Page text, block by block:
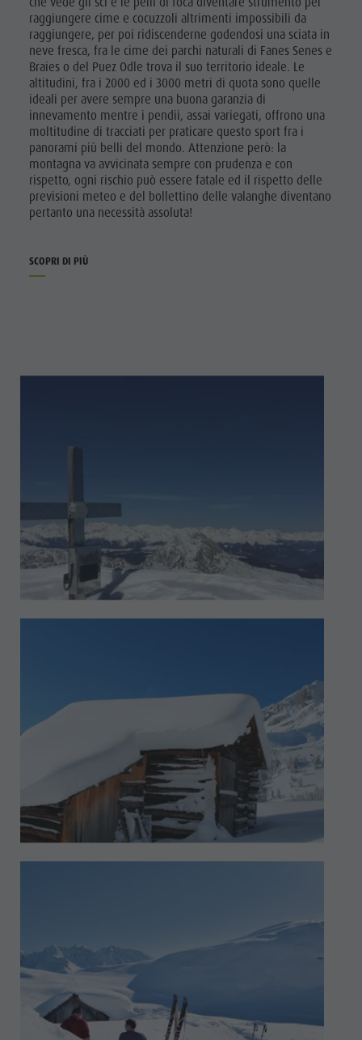
raggiungere cime e cocuzzoli altrimenti impossibili da
raggiungere, per poi ridiscenderne godendosi una sciata in
neve fresca, fra le cime dei parchi naturali di Fanes Senes e
Braies o del Puez Odle trova il suo territorio ideale. Le
altitudini, fra i 2000 ed i 3000 metri di quota sono quelle
ideali per avere sempre una buona garanzia di
innevamento mentre i pendii, assai variegati, offrono una
moltitudine di tracciati per praticare questo sport fra i
panorami più belli del mondo. Attenzione però: la
montagna va avvicinata sempre con prudenza e con
rispetto, ogni rischio può essere fatale ed il rispetto delle
previsioni meteo e del bollettino delle valanghe diventano
pertanto una necessità assoluta!
SCOPRI DI PIÙ